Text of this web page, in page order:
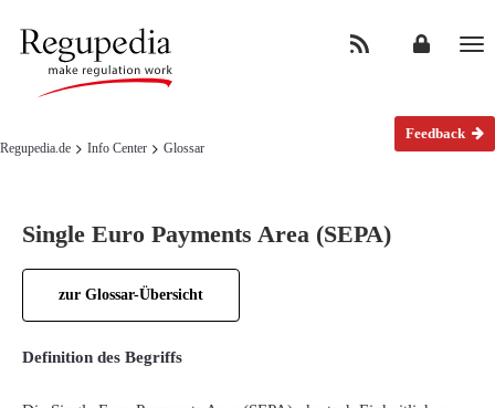
Regupedia.de Info Center Glossar
Feedback
Single Euro Payments Area (SEPA)
zur Glossar-Übersicht
Definition des Begriffs